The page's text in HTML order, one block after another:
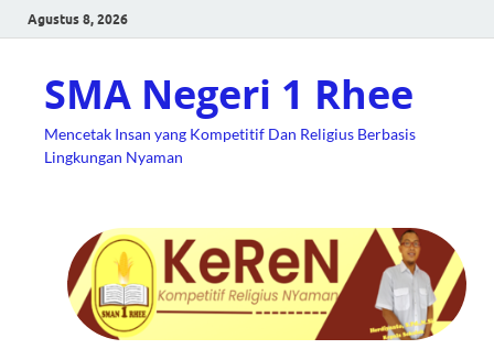
Agustus 8, 2026
SMA Negeri 1 Rhee
Mencetak Insan yang Kompetitif Dan Religius Berbasis
Lingkungan Nyaman